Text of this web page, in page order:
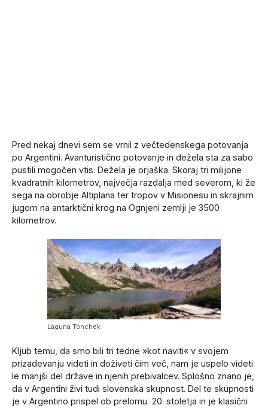
Pred nekaj dnevi sem se vrnil z večtedenskega potovanja
po Argentini. Avanturistično potovanje in dežela sta za sabo
pustili mogočen vtis. Dežela je orjaška. Skoraj tri milijone
kvadratnih kilometrov, največja razdalja med severom, ki že
sega na obrobje Altiplana ter tropov v Misionesu in skrajnim
jugom na antarktični krog na Ognjeni zemlji je 3500
kilometrov.
Laguna Tonchek
Kljub temu, da smo bili tri tedne »kot naviti« v svojem
prizadevanju videti in doživeti čim več, nam je uspelo videti
le manjši del države in njenih prebivalcev. Splošno znano je,
da v Argentini živi tudi slovenska skupnost. Del te skupnosti
je v Argentino prispel ob prelomu 20. stoletja in je klasični